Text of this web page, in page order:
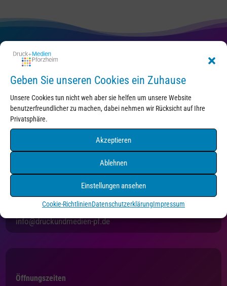
Geben Sie unseren Cookies ein Zuhause
Unsere Cookies tun nicht weh aber sie helfen um unsere Website
benutzerfreundlicher zu machen, dabei nehmen wir Rücksicht auf Ihre
Privatsphäre.
Akzeptieren
Ablehnen
Einstellungen ansehen
Cookie-RichtlinienDatenschutzerklärungImpressum
75175 Pforzheim
Tel. 07231/4550216
info@druckundmedien-pf.de
Öffnungszeiten